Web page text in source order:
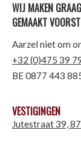
WIJ MAKEN
GEMAAKT
Aarzel niet om
+32 (0)475 39
BE 0877 443
VESTIGINGEN
Jutestraat 39,